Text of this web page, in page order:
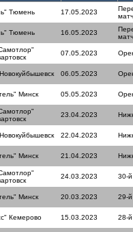
Тюмень 17.05.2023
Тюмень 16.05.2023
07.05.2023
06.05.2023
Минск 05.05.2023
23.04.2023
22.04.2023
Минск 21.04.2023
24.03.2023 30-й
Минск 20.03.2023 29-й
Кемерово 15.03.2023 28-й